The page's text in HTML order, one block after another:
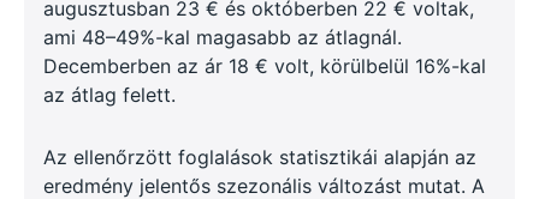
augusztusban 23 € és októberben 22 € voltak,
ami 48–49%-kal magasabb az átlagnál.
Decemberben az ár 18 € volt, körülbelül 16%-kal
az átlag felett.
Az ellenőrzött foglalások statisztikái alapján az
eredmény jelentős szezonális változást mutat. A